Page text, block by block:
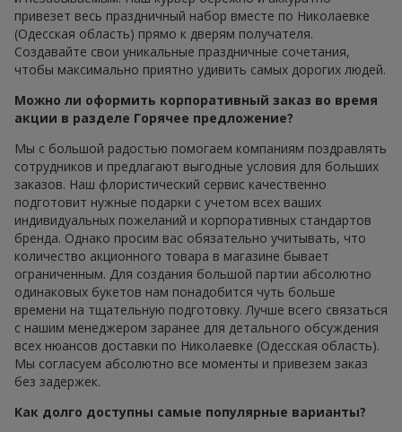
привезет весь праздничный набор вместе по Николаевке
(Одесская область) прямо к дверям получателя.
Создавайте свои уникальные праздничные сочетания,
чтобы максимально приятно удивить самых дорогих людей.
Можно ли оформить корпоративный заказ во время
акции в разделе Горячее предложение?
Мы с большой радостью помогаем компаниям поздравлять
сотрудников и предлагают выгодные условия для больших
заказов. Наш флористический сервис качественно
подготовит нужные подарки с учетом всех ваших
индивидуальных пожеланий и корпоративных стандартов
бренда. Однако просим вас обязательно учитывать, что
количество акционного товара в магазине бывает
ограниченным. Для создания большой партии абсолютно
одинаковых букетов нам понадобится чуть больше
времени на тщательную подготовку. Лучше всего связаться
с нашим менеджером заранее для детального обсуждения
всех нюансов доставки по Николаевке (Одесская область).
Мы согласуем абсолютно все моменты и привезем заказ
без задержек.
Как долго доступны самые популярные варианты?